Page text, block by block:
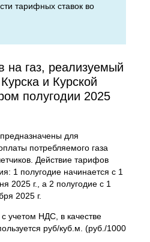
тарифных ставок во
на газ, реализуемый
и Курской
полугодии 2025
для
потребляемого газа
Действие тарифов
1 полугодие начинается с 1
2025 г., а 2 полугодие с 1
2025 г.
учетом НДС, в качестве
руб/куб.м. (руб./1000